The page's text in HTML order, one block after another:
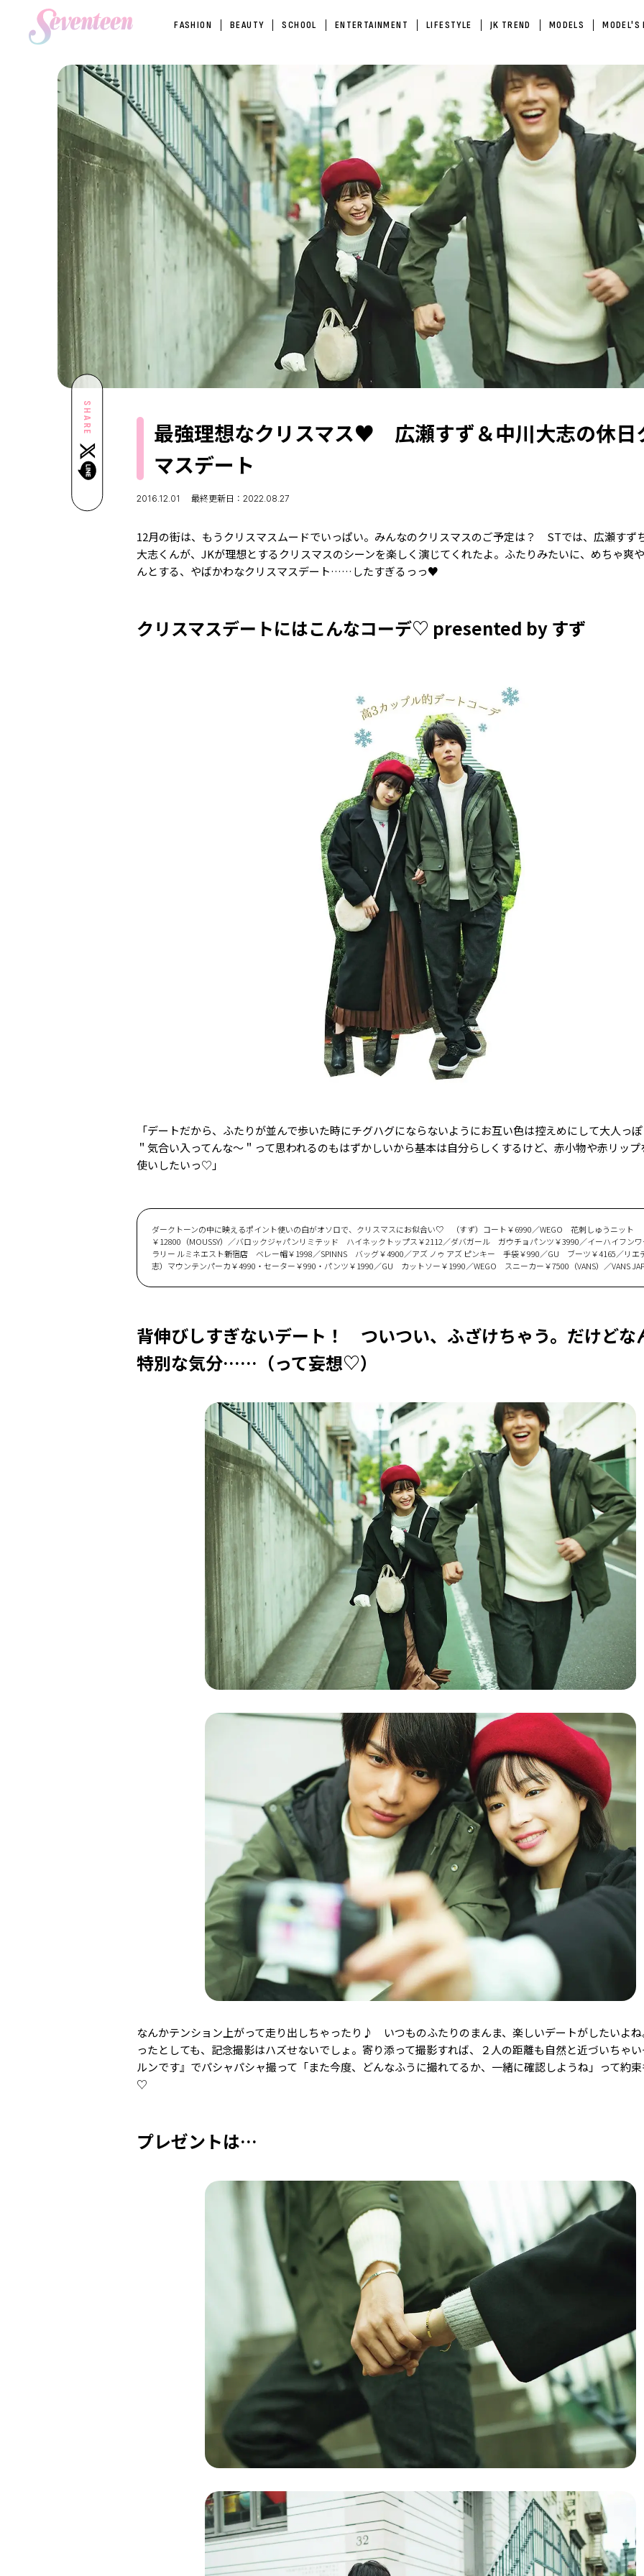
FASHION BEAUTY SCHOOL ENTERTAINMENT LIFESTYLE JK TREND MODELS MODEL'S
SHARE
最強理想なクリスマス♥ 広瀬すず＆中川大志の休日
マスデート
2016.12.01 最終更新日：2022.08.27
12月の街は、もうクリスマスムードでいっぱい。みんなのクリスマスのご予定は？ STでは、広瀬すず
大志くんが、JKが理想とするクリスマスのシーンを楽しく演じてくれたよ。ふたりみたいに、めちゃ爽
んとする、やばかわなクリスマスデート……したすぎるっっ♥
クリスマスデートにはこんなコーデ♡ presented by すず
「デートだから、ふたりが並んで歩いた時にチグハグにならないようにお互い色は控えめにして大人っ
＂気合い入ってんな～＂って思われるのもはずかしいから基本は自分らしくするけど、赤小物や赤リッ
使いしたいっ♡」
ダークトーンの中に映えるポイント使いの白がオソロで、クリスマスにお似合い♡ （すず）コート￥6990／WEGO 花刺しゅうニット
￥12800（MOUSSY）／バロックジャパンリミテッド ハイネックトップス￥2112／ダバガール ガウチョパンツ￥3990／イーハイフン
ラリー ルミネエスト新宿店 ベレー帽￥1998／SPINNS バッグ￥4900／アズ ノゥ アズ ピンキー 手袋￥990／GU ブーツ￥4165／リ
志）マウンテンパーカ￥4990・セーター￥990・パンツ￥1990／GU カットソー￥1990／WEGO スニーカー￥7500（VANS）／VANS
背伸びしすぎないデート！ ついつい、ふざけちゃう。だけどな
特別な気分……（って妄想♡）
なんかテンション上がって走り出しちゃったり♪ いつものふたりのまんま、楽しいデートがしたいよ
ったとしても、記念撮影はハズせないでしょ。寄り添って撮影すれば、２人の距離も自然と近づいちゃ
ルンです』でパシャパシャ撮って「また今度、どんなふうに撮れてるか、一緒に確認しようね」って約
♡
プレゼントは…